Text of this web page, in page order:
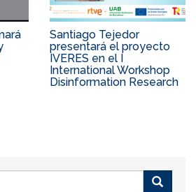
Santiago Tejedor
presentará el proyecto
IVERES en el I
International Workshop
Disinformation Research